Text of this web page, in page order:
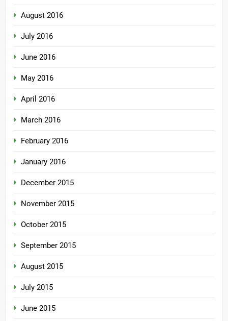
August 2016
July 2016
June 2016
May 2016
April 2016
March 2016
February 2016
January 2016
December 2015
November 2015
October 2015
September 2015
August 2015
July 2015
June 2015